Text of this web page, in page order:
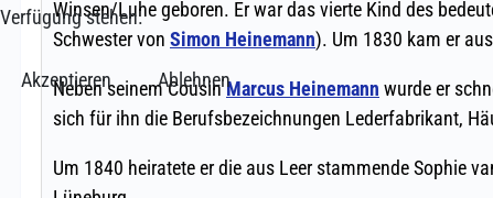
Verfügung stehen.
Akzeptieren
Ablehnen